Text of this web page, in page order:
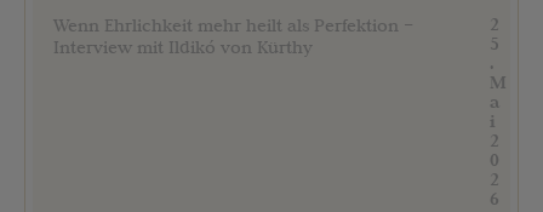
Wenn Ehrlichkeit mehr heilt als Perfektion –
Interview mit Ildikó von Kürthy
2
5
.
M
a
i
2
0
2
6